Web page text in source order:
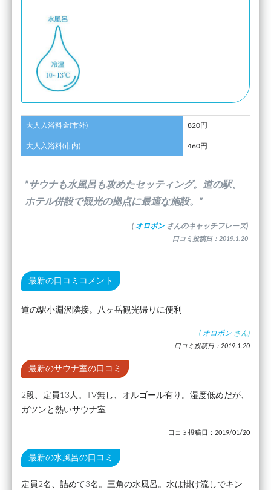
大人入浴料金(市外) 820円
大人入浴料(市内) 460円
”サウナも水風呂も攻めたセッティング。道の駅、
ホテル併設で観光の拠点に最適な施設。”
( オロポン さんのキャッチフレーズ)
口コミ投稿日：2019.1.20
最新の口コミコメント
道の駅小淵沢隣接。八ヶ岳観光帰りに便利
( オロポン さん)
口コミ投稿日：2019.1.20
最新のサウナ室の口コミ
2段、定員13人。TV無し、オルゴール有り。湿度低めだが、
ガツンと熱いサウナ室
口コミ投稿日：2019/01/20
最新の水風呂の口コミ
定員2名、詰めて3名。三角の水風呂。水は掛け流しでキン